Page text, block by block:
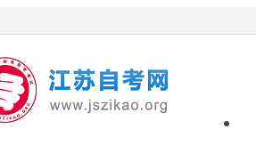
欢迎访问江苏自考网！江苏自考网为考
考试院www.jseea.cn为准。